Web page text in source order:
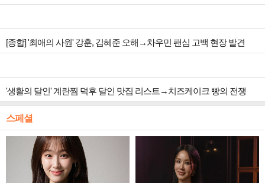
[종합] '최애의 사원' 강훈, 김혜준 오해→차우민 팬심 고백 현장 발견
'생활의 달인' 계란찜 덕후 달인 맛집 리스트→치즈케이크 빵의 전쟁
스페셜